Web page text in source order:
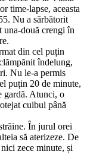
time-lapse, aceasta
Nu a sărbătorit
una-două crengi în
din cel puțin
îndelung,
Nu le-a permis
puțin 20 de minute,
gardă. Atunci, o
cuibul până
În jurul orei
să aterizeze. De
zece minute, și